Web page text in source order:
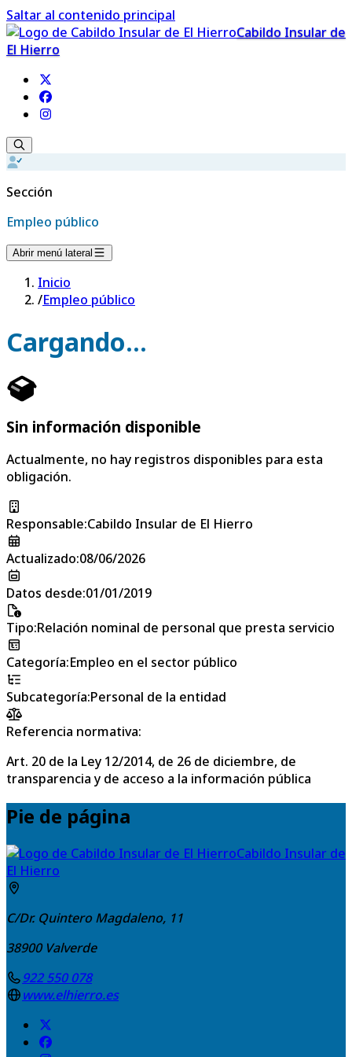
Saltar al contenido principal
Cabildo Insular de
El Hierro
Sección
Empleo público
Abrir menú lateral
Inicio
/Empleo público
Cargando...
Sin información disponible
Actualmente, no hay registros disponibles para esta
obligación.
Responsable:Cabildo Insular de El Hierro
Actualizado:08/06/2026
Datos desde:01/01/2019
Tipo:Relación nominal de personal que presta servicio
Categoría:Empleo en el sector público
Subcategoría:Personal de la entidad
Referencia normativa:
Art. 20 de la Ley 12/2014, de 26 de diciembre, de
transparencia y de acceso a la información pública
Pie de página
Cabildo Insular de
El Hierro
C/Dr. Quintero Magdaleno, 11
38900 Valverde
922 550 078
www.elhierro.es